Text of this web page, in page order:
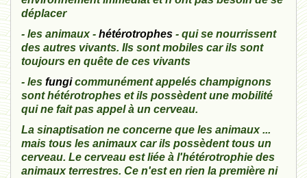
déplacer
- les animaux - hétérotrophes - qui se nourrissent
des autres vivants. Ils sont mobiles car ils sont
toujours en quête de ces vivants
- les fungicommunément appelés champignons
sont hétérotrophes et ils possèdent une mobilité
qui ne fait pas appel à un cerveau.
La sinaptisation ne concerne que les animaux ...
mais tous les animaux car ils possèdent tous un
cerveau. Le cerveau est liée à l'hétérotrophie des
animaux terrestres. Ce n'est en rien la première ni